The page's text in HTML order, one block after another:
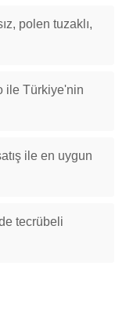
polen tuzaklı,
ile Türkiye'nin
ile en uygun
tecrübeli